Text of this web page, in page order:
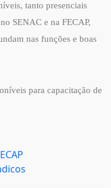
tanto presenciais
SENAC e na FECAP,
nas funções e boas
para capacitação de